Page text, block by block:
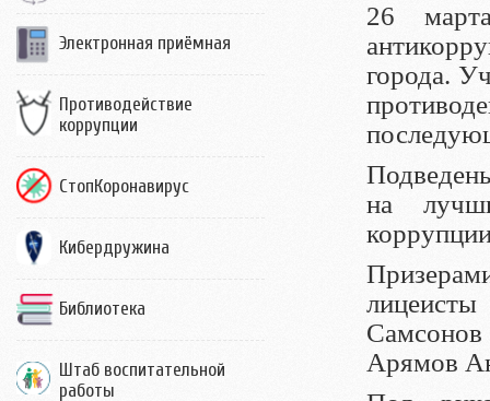
Электронная приёмная
Противодействие
коррупции
СтопКоронавирус
Кибердружина
Библиотека
Штаб воспитательной
работы
26
города.
на
Арямов